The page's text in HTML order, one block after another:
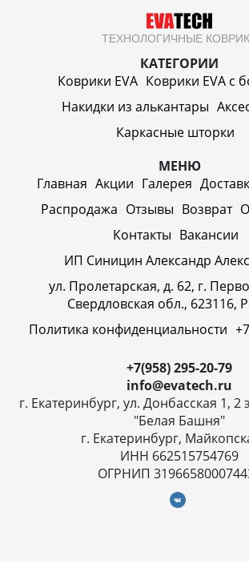
ТЕХНОЛОГИЧНЫЕ
КАТЕГОРИИ
Коврики EVA Коврики EVA c
Накидки из алькантары
Каркасные шторки
МЕНЮ
Главная Акции Галерея
Распродажа Отзывы Возврат
Контакты Вакансии
ИП Синицин Александр
ул. Пролетарская, д. 62, г.
Свердловская обл., 623116,
Политика конфиденциальности
+7(958) 295-20-79
info@evatech.ru
г. Екатеринбург, ул. Донбасская 1, 2
"Белая Башня"
г. Екатеринбург,
ИНН 662515754769
ОГРНИП